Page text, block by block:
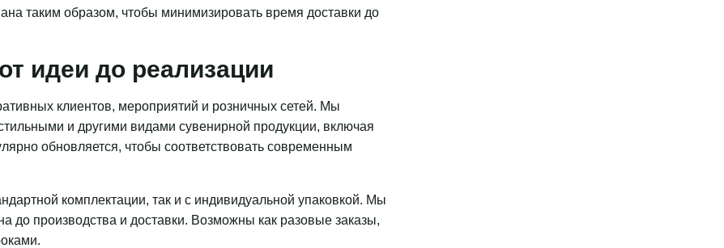
таким образом, чтобы минимизировать время доставки до
идеи до реализации
клиентов, мероприятий и розничных сетей. Мы
и другими видами сувенирной продукции, включая
обновляется, чтобы соответствовать современным
комплектации, так и с индивидуальной упаковкой. Мы
до производства и доставки. Возможны как разовые заказы,